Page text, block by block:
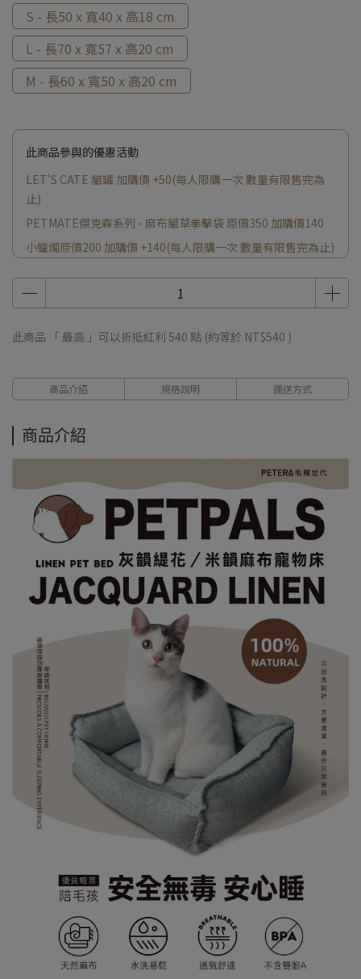
S - 長50 x 寬40 x 高18 cm
L - 長70 x 寬57 x 高20 cm
M - 長60 x 寬50 x 高20 cm
此商品參與的優惠活動
LET'S CATE 貓罐 加購價 +50(每人限購一次 數量有限售完為
止)
PETMATE傑克森系列 - 麻布貓草拳擊袋 原價350 加購價140
小蠟燭原價200 加購價 +140(每人限購一次 數量有限售完為止)
此商品 「 最高 」可以折抵紅利 540 點 (約等於 NT$540 )
商品介紹 規格說明 運送方式
商品介紹